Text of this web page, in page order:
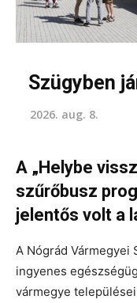
Szügyben
2026. aug. 8.
A „Helybe
szűrőbusz
jelentős volt a
A Nógrád Vármegyei
ingyenes
vármegye